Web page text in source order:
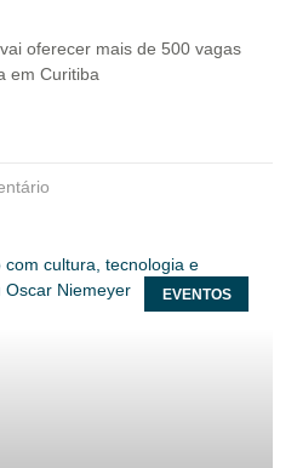
oferecer mais de 500 vagas
em Curitiba
EVENTOS